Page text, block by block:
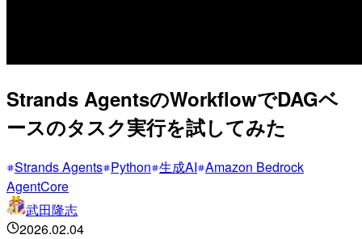
Strands AgentsのWorkflowでDAGベ
ースのタスク実行を試してみた
Strands Agents Python 生成AI Amazon Bedrock
AgentCore
武田隆志
2026.02.04